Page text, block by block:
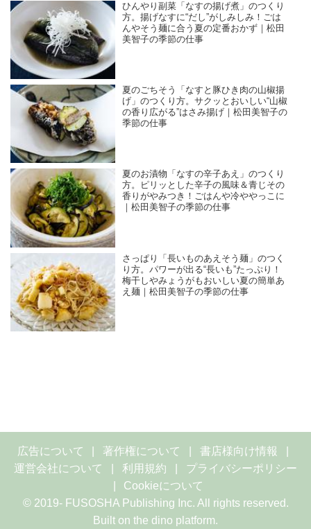
ひんやり副菜「なすの揚げ煮」のつくり
方。揚げなすに“だし”がしみしみ！ごは
んやそう麺に合う夏の定番おかず｜松田
美智子の季節の仕事
夏のごちそう「なすと豚ひき肉の山椒揚
げ」のつくり方。サクッとおいしい“山椒
の香り広がる”はさみ揚げ｜松田美智子の
季節の仕事
夏のお漬物「なすの辛子あえ」のつくり
方。ピリッとした辛子の風味＆青じその
香りがやみつき！ごはんや冷ややっこに
｜松田美智子の季節の仕事
さっぱり「長いものあえそう麺」のつく
り方。パワーが出る“長いも”たっぷり！
梅干しやみょうがもおいしい夏の簡単あ
え麺｜松田美智子の季節の仕事
広告について 著作権について
書店様向け情報
運営会社について
利用規約
プライバシーポリシー
Cookieについて
© 2019- FUSOSHA Publishing Inc. All rights reserved.
Built on the dino platform.